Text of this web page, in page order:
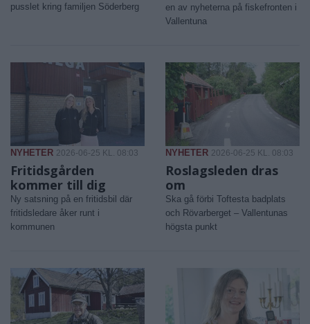
pusslet kring familjen Söderberg
en av nyheterna på fiskefronten i
Vallentuna
NYHETER 2026-06-25 KL. 08:03
Fritidsgården
kommer till dig
Ny satsning på en fritidsbil där
fritidsledare åker runt i
kommunen
NYHETER 2026-06-25 KL. 08:03
Roslagsleden dras
om
Ska gå förbi Toftesta badplats
och Rövarberget – Vallentunas
högsta punkt